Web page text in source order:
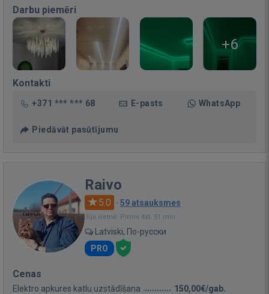
Darbu piemēri
+6
Kontakti
+371 *** *** 68 E-pasts WhatsApp
Piedāvāt pasūtījumu
Raivo
5.0 · 59 atsauksmes
Bija vietnē: Pirms 4st. 51 min.
Latviski, По-русски
PRO
Cenas
Elektro apkures katlu uzstādīšana 150,00€/gab.